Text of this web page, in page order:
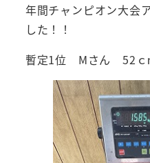
年間チャンピオン大会
した！！
暫定1位 Mさん 52ｃ